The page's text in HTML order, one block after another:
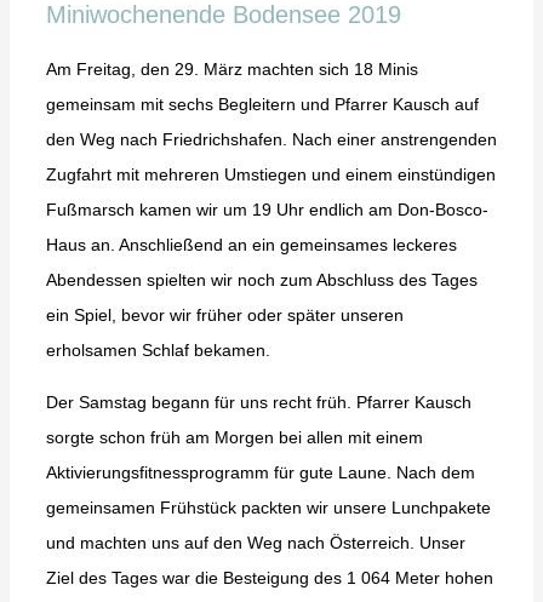
Miniwochenende Bodensee 2019
Am Freitag, den 29. März machten sich 18 Minis
gemeinsam mit sechs Begleitern und Pfarrer Kausch auf
den Weg nach Friedrichshafen. Nach einer anstrengenden
Zugfahrt mit mehreren Umstiegen und einem einstündigen
Fußmarsch kamen wir um 19 Uhr endlich am Don-Bosco-
Haus an. Anschließend an ein gemeinsames leckeres
Abendessen spielten wir noch zum Abschluss des Tages
ein Spiel, bevor wir früher oder später unseren
erholsamen Schlaf bekamen.
Der Samstag begann für uns recht früh. Pfarrer Kausch
sorgte schon früh am Morgen bei allen mit einem
Aktivierungsfitnessprogramm für gute Laune. Nach dem
gemeinsamen Frühstück packten wir unsere Lunchpakete
und machten uns auf den Weg nach Österreich. Unser
Ziel des Tages war die Besteigung des 1 064 Meter hohen